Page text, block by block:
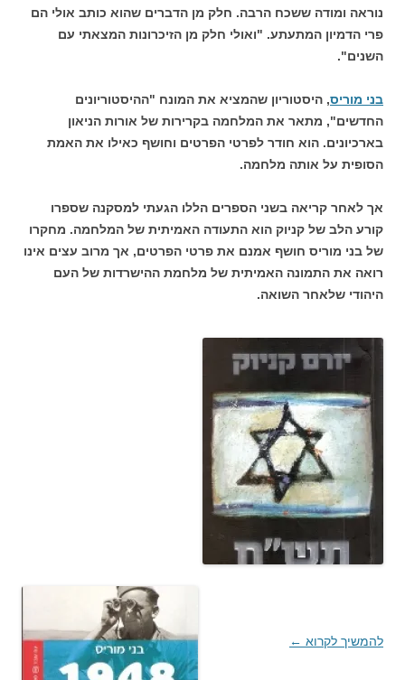
נוראה ומודה ששכח הרבה. חלק מן הדברים שהוא כותב אולי הם
פרי הדמיון המתעתע. "ואולי חלק מן הזיכרונות המצאתי עם
השנים".
בני מוריס, היסטוריון שהמציא את המונח "ההיסטוריונים
החדשים", מתאר את המלחמה בקרירות של אורות הניאון
בארכיונים. הוא חודר לפרטי הפרטים וחושף כאילו את האמת
הסופית על אותה מלחמה.
אך לאחר קריאה בשני הספרים הללו הגעתי למסקנה שספרו
קורע הלב של קניוק הוא התעודה האמיתית של המלחמה. מחקרו
של בני מוריס חושף אמנם את פרטי הפרטים, אך מרוב עצים אינו
רואה את התמונה האמיתית של מלחמת ההישרדות של העם
היהודי שלאחר השואה.
להמשיך לקרוא ←